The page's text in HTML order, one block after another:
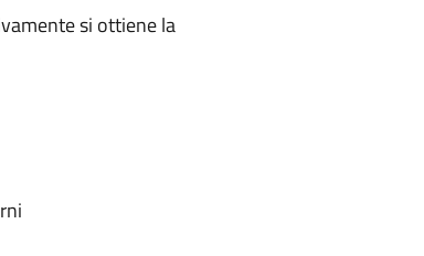
si ottiene la